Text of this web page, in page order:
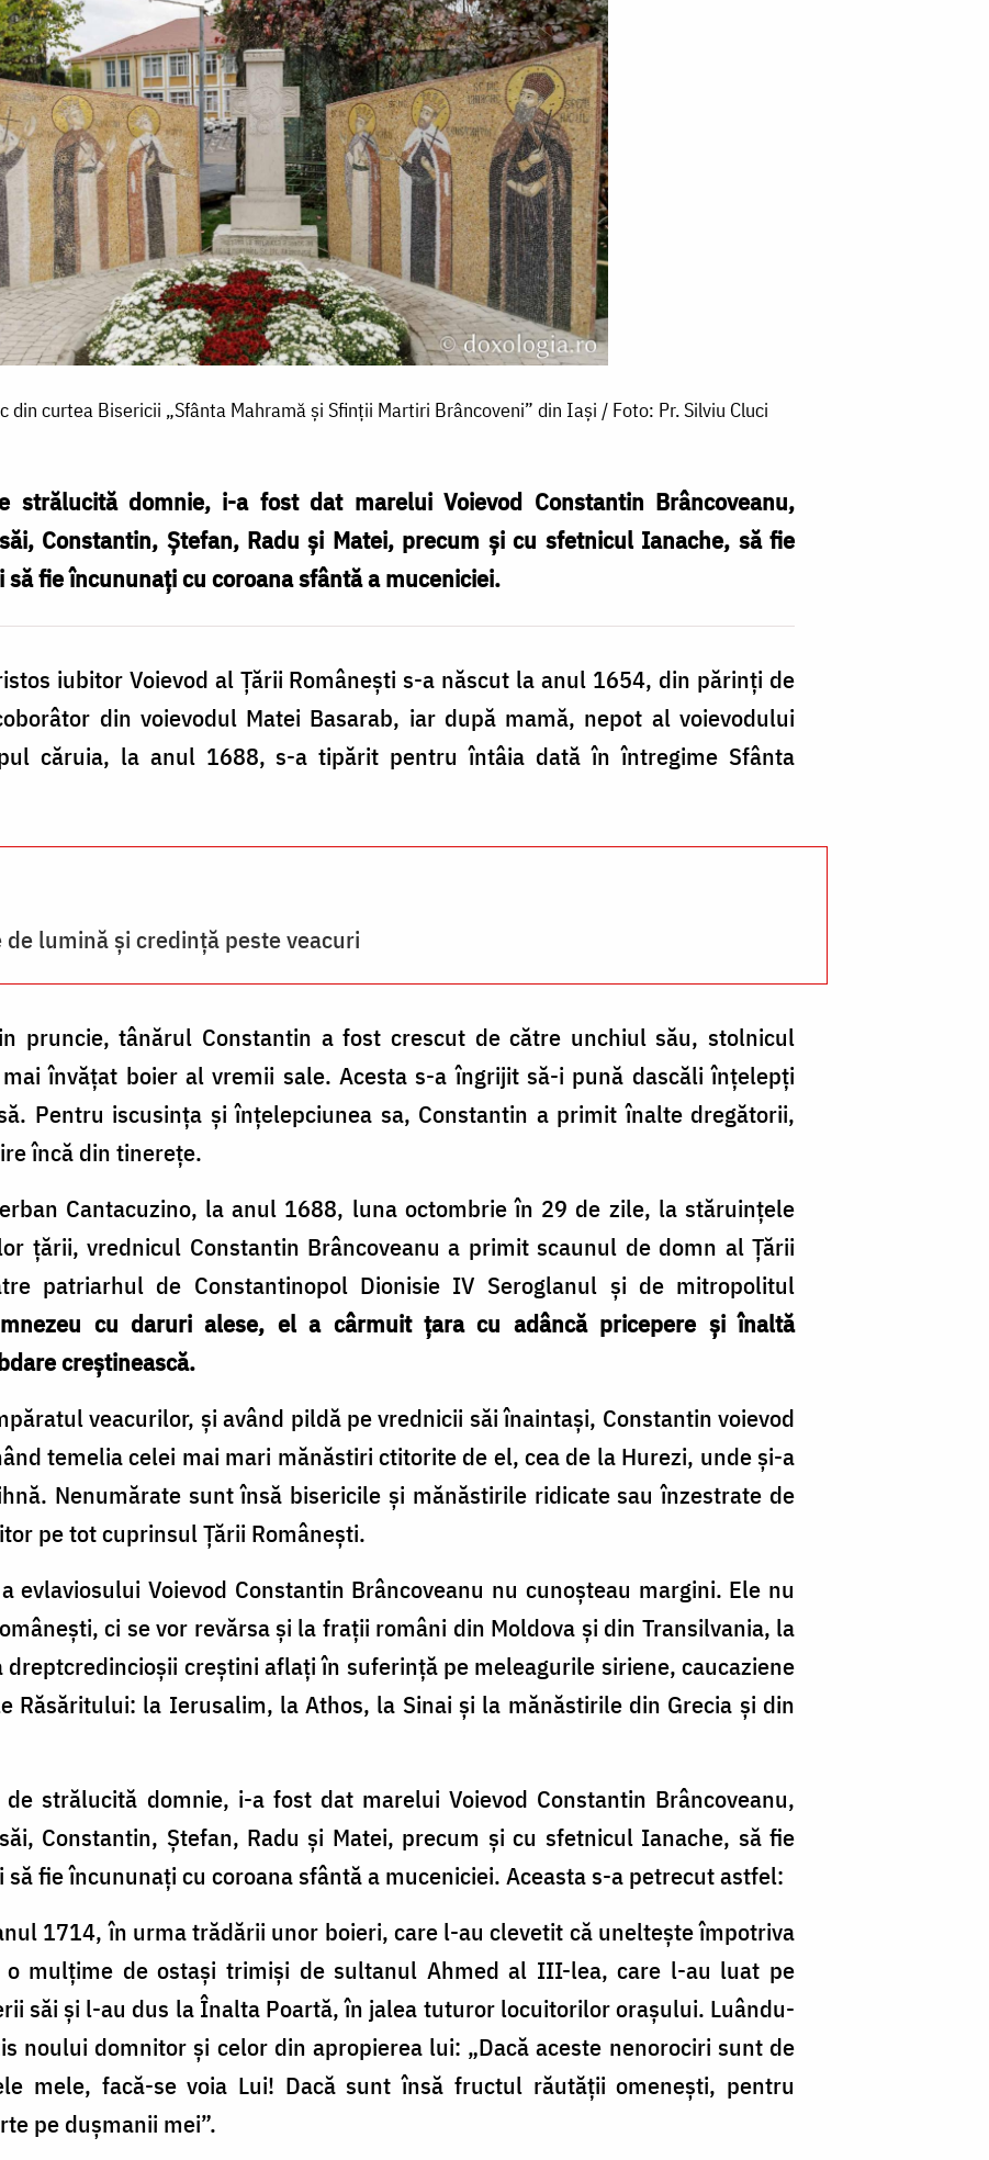
din curtea Bisericii „Sfânta Mahramă și Sfinții Martiri Brâncoveni” din Iași / Foto: Pr. Silviu Cluci
strălucită domnie, i-a fost dat marelui Voievod Constantin Brâncoveanu,
Constantin, Ștefan, Radu și Matei, precum și cu sfetnicul Ianache, să fie
fie încununați cu coroana sfântă a muceniciei.
iubitor Voievod al Țării Românești s-a născut la anul 1654, din părinți de
din voievodul Matei Basarab, iar după mamă, nepot al voievodului
căruia, la anul 1688, s-a tipărit pentru întâia dată în întregime Sfânta
lumină și credință peste veacuri
pruncie, tânărul Constantin a fost crescut de către unchiul său, stolnicul
învățat boier al vremii sale. Acesta s-a îngrijit să-i pună dascăli înțelepți
Pentru iscusința și înțelepciunea sa, Constantin a primit înalte dregătorii,
încă din tinerețe.
Cantacuzino, la anul 1688, luna octombrie în 29 de zile, la stăruințele
țării, vrednicul Constantin Brâncoveanu a primit scaunul de domn al Țării
patriarhul de Constantinopol Dionisie IV Seroglanul și de mitropolitul
cu daruri alese, el a cârmuit țara cu adâncă pricepere și înaltă
creștinească.
veacurilor, și având pildă pe vrednicii săi înaintași, Constantin voievod
temelia celei mai mari mănăstiri ctitorite de el, cea de la Hurezi, unde și-a
Nenumărate sunt însă bisericile și mănăstirile ridicate sau înzestrate de
pe tot cuprinsul Țării Românești.
evlaviosului Voievod Constantin Brâncoveanu nu cunoșteau margini. Ele nu
ci se vor revărsa și la frații români din Moldova și din Transilvania, la
creștini aflați în suferință pe meleagurile siriene, caucaziene
Răsăritului: la Ierusalim, la Athos, la Sinai și la mănăstirile din Grecia și din
strălucită domnie, i-a fost dat marelui Voievod Constantin Brâncoveanu,
Constantin, Ștefan, Radu și Matei, precum și cu sfetnicul Ianache, să fie
fie încununați cu coroana sfântă a muceniciei. Aceasta s-a petrecut astfel:
1714, în urma trădării unor boieri, care l-au clevetit că uneltește împotriva
mulțime de ostași trimiși de sultanul Ahmed al III-lea, care l-au luat pe
săi și l-au dus la Înalta Poartă, în jalea tuturor locuitorilor orașului. Luându-
noului domnitor și celor din apropierea lui: „Dacă aceste nenorociri sunt de
mele, facă-se voia Lui! Dacă sunt însă fructul răutății omenești, pentru
pe dușmanii mei”.